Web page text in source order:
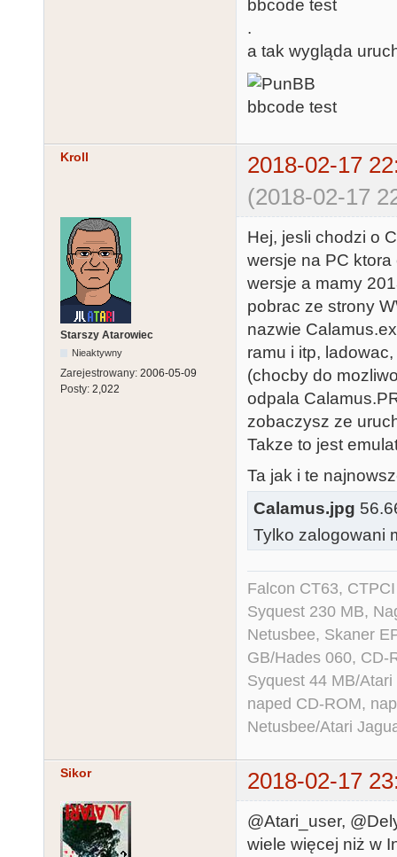
.
a tak wygląda
Kroll
2018-02-17
(2018-02-17
Starszy Atarowiec
Nieaktywny
Zarejestrowany: 2006-05-09
Posty: 2,022
Hej, jesli chodzi o
wersje na PC
wersje a mamy
pobrac ze strony
nazwie
ramu i itp,
(chocby do
odpala
zobaczysz ze
Takze to jest
Ta jak i te
Calamus.jpg
Tylko zalogowani
Falcon CT63,
Syquest 230 MB,
Netusbee, Skaner
GB/Hades 060, CD-
Syquest 44 MB/
naped CD-ROM,
Netusbee/Atari
Sikor 2018-02-17
@Atari_user,
wiele więcej niż w